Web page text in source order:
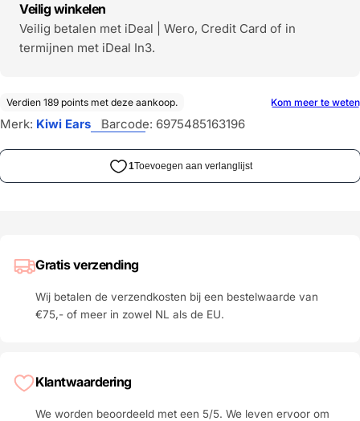
Veilig winkelen
Veilig betalen met iDeal | Wero, Credit Card of in
termijnen met iDeal In3.
Merk: Kiwi Ears Barcode: 6975485163196
Gratis verzending
Wij betalen de verzendkosten bij een bestelwaarde van
€75,- of meer in zowel NL als de EU.
Klantwaardering
We worden beoordeeld met een 5/5. We leven ervoor om